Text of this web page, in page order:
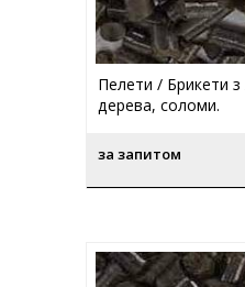
Пелети / Брикети
дерева, соломи.
за запитом